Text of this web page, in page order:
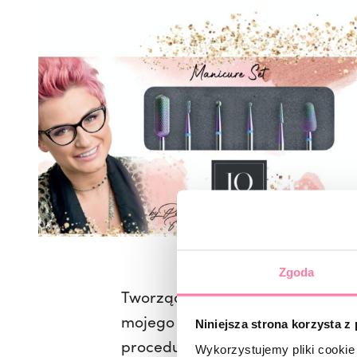
Zgoda
Niniejsza strona korzysta z
Wykorzystujemy pliki
Tworząc zestawy trzeba było
mojego projektu, stworzony
procedurze patentowej, a jego